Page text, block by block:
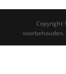
Copyright
voorbehouden.